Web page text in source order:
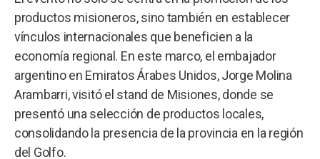
productos misioneros, sino también en establecer
vínculos internacionales que beneficien a la
economía regional. En este marco, el embajador
argentino en Emiratos Árabes Unidos, Jorge Molina
Arambarri, visitó el stand de Misiones, donde se
presentó una selección de productos locales,
consolidando la presencia de la provincia en la región
del Golfo.